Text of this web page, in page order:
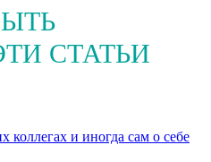
СТАТЬИ
коллегах и иногда сам о себе